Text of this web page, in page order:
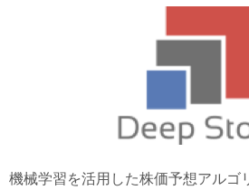
機械学習を活用した株価予想アルゴ